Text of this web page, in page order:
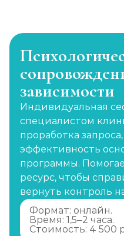
зависимости
Индивидуальная
специалистом
проработка
эффективность
программы.
ресурс, чтобы
вернуть контроль
Формат: онлайн.
Время: 1,5–2 часа.
Стоимость: 4 500